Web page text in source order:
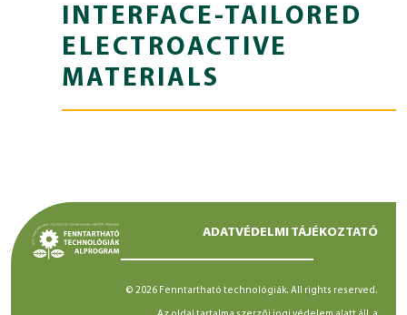
INTERFACE-TAILORED
ELECTROACTIVE
MATERIALS
ADATVÉDELMI TÁJÉKOZTATÓ
© 2026 Fenntartható technológiák. All rights reserved.